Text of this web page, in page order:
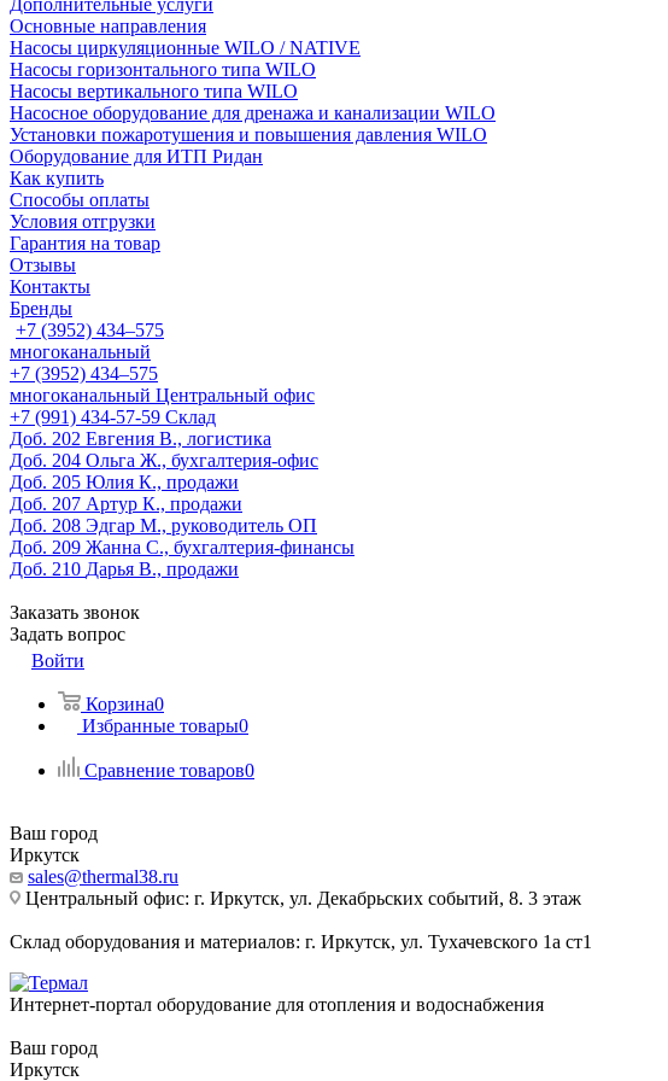
Дополнительные услуги
Основные направления
Насосы циркуляционные WILO / NATIVE
Насосы горизонтального типа WILO
Насосы вертикального типа WILO
Насосное оборудование для дренажа и канализации WILO
Установки пожаротушения и повышения давления WILO
Оборудование для ИТП Ридан
Как купить
Способы оплаты
Условия отгрузки
Гарантия на товар
Отзывы
Контакты
Бренды
+7 (3952) 434‒575
многоканальный
+7 (3952) 434‒575
многоканальный Центральный офис
‎+7 (991) 434-57-59 Склад
Доб. 202 Евгения В., логистика
Доб. 204 Ольга Ж., бухгалтерия-офис
Доб. 205 Юлия К., продажи
Доб. 207 Артур К., продажи
Доб. 208 Эдгар М., руководитель ОП
Доб. 209 Жанна С., бухгалтерия-финансы
Доб. 210 Дарья В., продажи
Заказать звонок
Задать вопрос
Войти
Корзина0
Избранные товары0
Сравнение товаров0
Ваш город
Иркутск
sales@thermal38.ru
Центральный офис: г. Иркутск, ул. Декабрьских событий, 8. 3 этаж
Склад оборудования и материалов: г. Иркутск, ул. Тухачевского 1а ст1
Интернет-портал оборудование для отопления и водоснабжения
Ваш город
Иркутск